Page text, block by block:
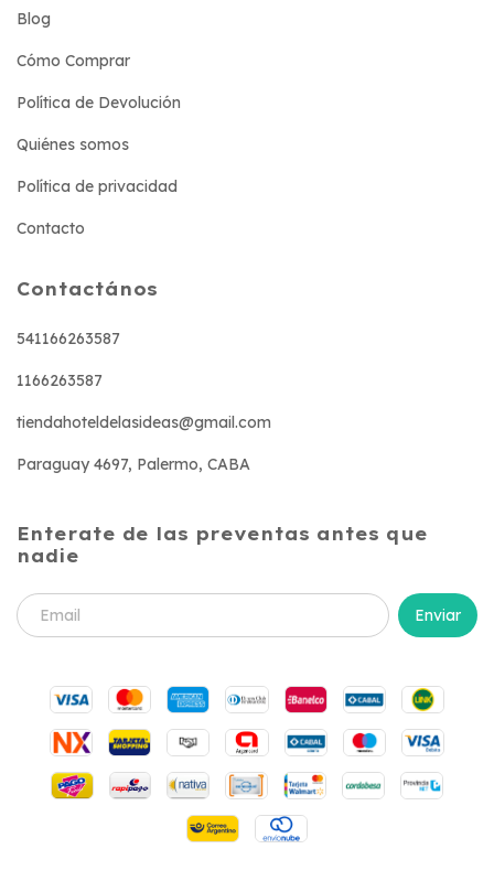
Blog
Cómo Comprar
Política de Devolución
Quiénes somos
Política de privacidad
Contacto
Contactános
541166263587
1166263587
tiendahoteldelasideas@gmail.com
Paraguay 4697, Palermo, CABA
Enterate de las preventas antes que
nadie